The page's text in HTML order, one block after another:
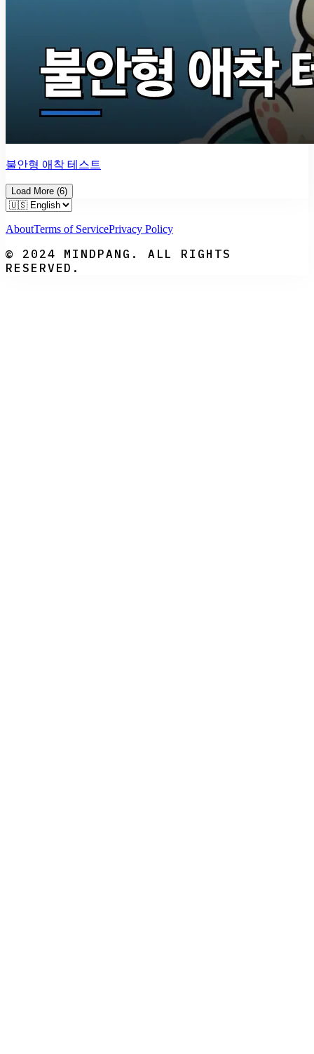
불안형 애착 테스트
Load More (6)
AboutTerms of ServicePrivacy Policy
© 2024 MINDPANG. ALL RIGHTS
RESERVED.